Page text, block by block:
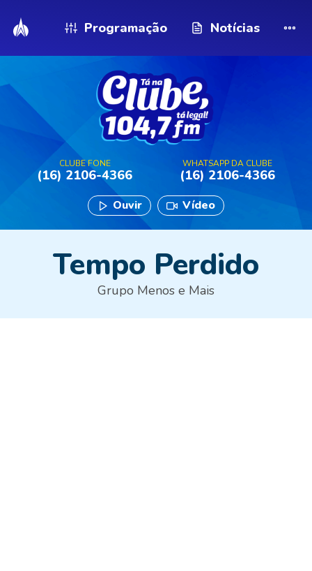
Programação Notícias
CLUBE FONE
(16) 2106-4366
WHATSAPP DA CLUBE
(16) 2106-4366
Ouvir Vídeo
Tempo Perdido
Grupo Menos e Mais